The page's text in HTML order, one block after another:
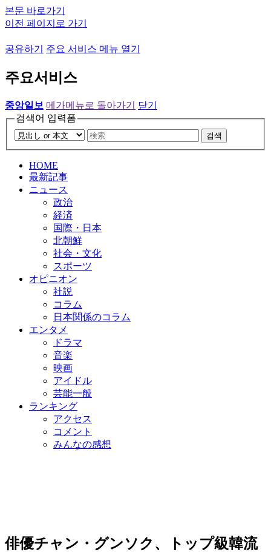
본문 바로가기
이전 페이지로 가기
공유하기 주요 서비스 메뉴 열기
주요서비스
중앙일보 메가메뉴로 돌아가기
닫기
검색어 입력폼
검색
HOME
最新記事
ニュース
政治
経済
国際・日本
北朝鮮
社会・文化
スポーツ
オピニオン
社説
コラム
日本関係のコラム
エンタメ
ドラマ
音楽
映画
アイドル
芸能一般
ランキング
アクセス
コメント
みんなの感想
俳優チャン・グンソク、トップ級韓流